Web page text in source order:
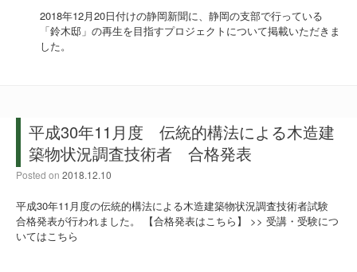
2018年12月20日付けの静岡新聞に、静岡の支部で行っている
「鈴木邸」の再生を目指すプロジェクトについて掲載いただきま
した。
平成30年11月度 伝統的構法による木造建
築物状況調査技術者 合格発表
Posted on 2018.12.10
平成30年11月度の伝統的構法による木造建築物状況調査技術者試験
合格発表が行われました。 【合格発表はこちら】 >> 受講・受験につ
いてはこちら